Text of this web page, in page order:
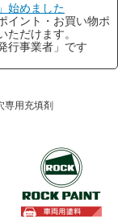
始めました
イント・お買い物ポ
だけます。
行事業者」です
専用充填剤